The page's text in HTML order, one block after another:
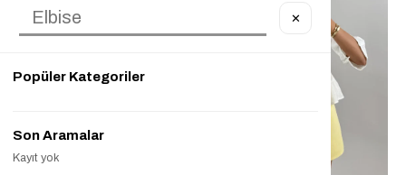
✕
Popüler Kategoriler
Son Aramalar
Kayıt yok